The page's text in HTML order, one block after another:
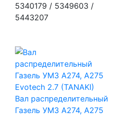
5340179 / 5349603 /
5443207
Вал распределительный
Газель УМЗ А274, А275